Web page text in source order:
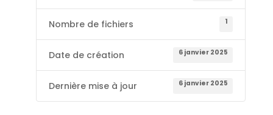
Nombre de fichiers 1
Date de création 6 janvier 2025
Dernière mise à jour 6 janvier 2025